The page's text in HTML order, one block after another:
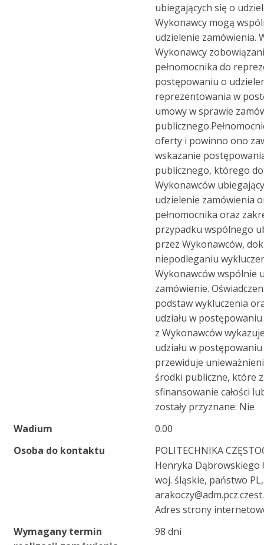
ubiegających się o
Wykonawcy mogą
udzielenie zamówienia.
Wykonawcy
pełnomocnika do
postępowaniu o
reprezentowania w
umowy w sprawie
oferty i powinno ono
wskazanie
publicznego, którego
Wykonawców
udzielenie zamówienia
pełnomocnika oraz
przypadku wspólnego
przez Wykonawców,
niepodleganiu
Wykonawców wspólnie
zamówienie.
podstaw wykluczenia
udziału w
z Wykonawców
udziału w
przewiduje
środki publiczne, które
sfinansowanie całości
zostały przyznane: Nie
Wadium
0.00
Osoba do kontaktu
POLITECHNIKA
Henryka Dąbrowskiego
woj. śląskie, państwo
Adres strony
Wymagany termin
98 dni